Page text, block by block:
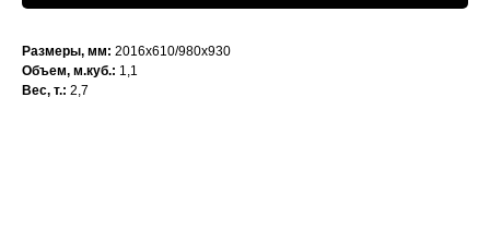
Размеры, мм: 2016х610/980х930
Объем, м.куб.: 1,1
Вес, т.: 2,7